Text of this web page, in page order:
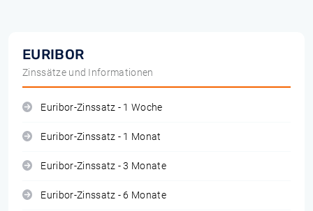
EURIBOR
Zinssätze und Informationen
Euribor-Zinssatz - 1 Woche
Euribor-Zinssatz - 1 Monat
Euribor-Zinssatz - 3 Monate
Euribor-Zinssatz - 6 Monate